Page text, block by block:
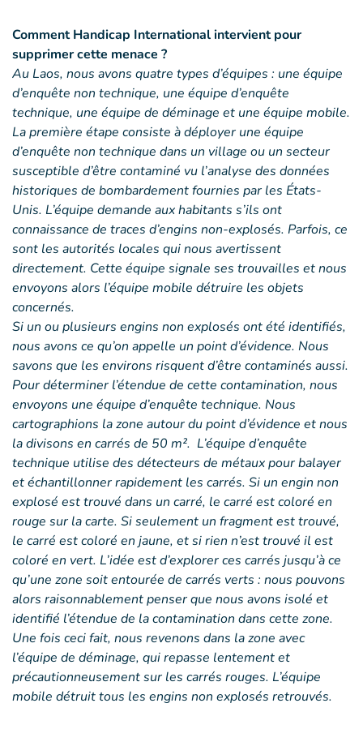
Comment Handicap International intervient pour
supprimer cette menace ?
Au Laos, nous avons quatre types d’équipes : une équipe
d’enquête non technique, une équipe d’enquête
technique, une équipe de déminage et une équipe mobile.
La première étape consiste à déployer une équipe
d’enquête non technique dans un village ou un secteur
susceptible d’être contaminé vu l’analyse des données
historiques de bombardement fournies par les États-
Unis. L’équipe demande aux habitants s’ils ont
connaissance de traces d’engins non-explosés. Parfois, ce
sont les autorités locales qui nous avertissent
directement. Cette équipe signale ses trouvailles et nous
envoyons alors l’équipe mobile détruire les objets
concernés.
Si un ou plusieurs engins non explosés ont été identifiés,
nous avons ce qu’on appelle un point d’évidence. Nous
savons que les environs risquent d’être contaminés aussi.
Pour déterminer l’étendue de cette contamination, nous
envoyons une équipe d’enquête technique. Nous
cartographions la zone autour du point d’évidence et nous
la divisons en carrés de 50 m². L’équipe d’enquête
technique utilise des détecteurs de métaux pour balayer
et échantillonner rapidement les carrés. Si un engin non
explosé est trouvé dans un carré, le carré est coloré en
rouge sur la carte. Si seulement un fragment est trouvé,
le carré est coloré en jaune, et si rien n’est trouvé il est
coloré en vert. L’idée est d’explorer ces carrés jusqu’à ce
qu’une zone soit entourée de carrés verts : nous pouvons
alors raisonnablement penser que nous avons isolé et
identifié l’étendue de la contamination dans cette zone.
Une fois ceci fait, nous revenons dans la zone avec
l’équipe de déminage, qui repasse lentement et
précautionneusement sur les carrés rouges. L’équipe
mobile détruit tous les engins non explosés retrouvés.